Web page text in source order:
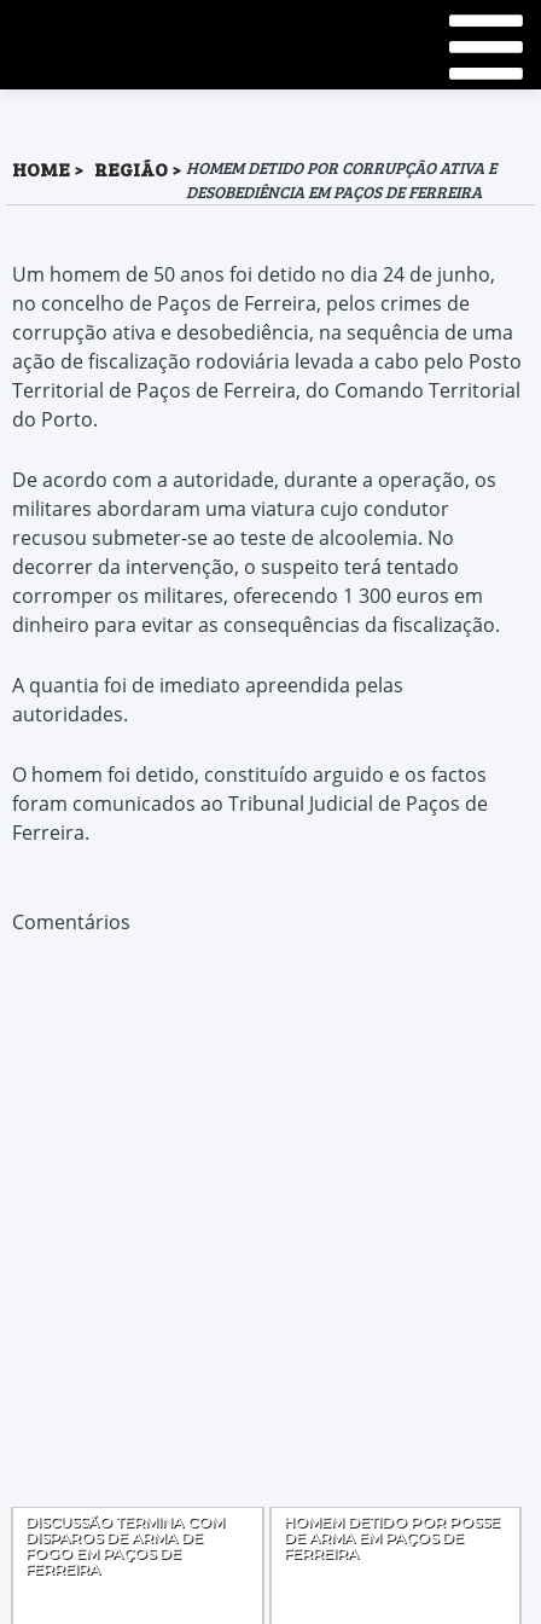
HOME REGIÃO
HOMEM DETIDO POR CORRUPÇÃO ATIVA E
DESOBEDIÊNCIA EM PAÇOS DE FERREIRA
Um homem de 50 anos foi detido no dia 24 de junho,
no concelho de Paços de Ferreira, pelos crimes de
corrupção ativa e desobediência, na sequência de uma
ação de fiscalização rodoviária levada a cabo pelo Posto
Territorial de Paços de Ferreira, do Comando Territorial
do Porto.
De acordo com a autoridade, durante a operação, os
militares abordaram uma viatura cujo condutor
recusou submeter-se ao teste de alcoolemia. No
decorrer da intervenção, o suspeito terá tentado
corromper os militares, oferecendo 1 300 euros em
dinheiro para evitar as consequências da fiscalização.
A quantia foi de imediato apreendida pelas
autoridades.
O homem foi detido, constituído arguido e os factos
foram comunicados ao Tribunal Judicial de Paços de
Ferreira.
Comentários
DISCUSSÃO TERMINA COM
DISPAROS DE ARMA DE
FOGO EM PAÇOS DE
FERREIRA
HOMEM DETIDO POR POSSE
DE ARMA EM PAÇOS DE
FERREIRA